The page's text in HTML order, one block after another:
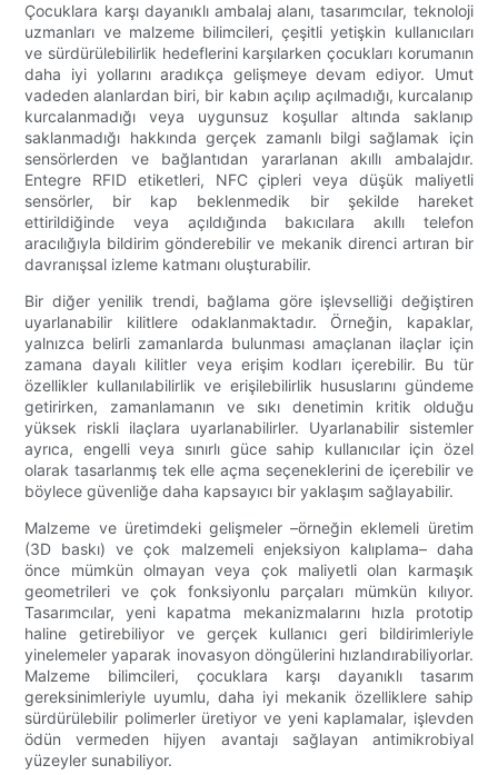
Çocuklara karşı dayanıklı ambalaj alanı, tasarımcılar, teknoloji
uzmanları ve malzeme bilimcileri, çeşitli yetişkin kullanıcıları
ve sürdürülebilirlik hedeflerini karşılarken çocukları korumanın
daha iyi yollarını aradıkça gelişmeye devam ediyor. Umut
vadeden alanlardan biri, bir kabın açılıp açılmadığı, kurcalanıp
kurcalanmadığı veya uygunsuz koşullar altında saklanıp
saklanmadığı hakkında gerçek zamanlı bilgi sağlamak için
sensörlerden ve bağlantıdan yararlanan akıllı ambalajdır.
Entegre RFID etiketleri, NFC çipleri veya düşük maliyetli
sensörler, bir kap beklenmedik bir şekilde hareket
ettirildiğinde veya açıldığında bakıcılara akıllı telefon
aracılığıyla bildirim gönderebilir ve mekanik direnci artıran bir
davranışsal izleme katmanı oluşturabilir.
Bir diğer yenilik trendi, bağlama göre işlevselliği değiştiren
uyarlanabilir kilitlere odaklanmaktadır. Örneğin, kapaklar,
yalnızca belirli zamanlarda bulunması amaçlanan ilaçlar için
zamana dayalı kilitler veya erişim kodları içerebilir. Bu tür
özellikler kullanılabilirlik ve erişilebilirlik hususlarını gündeme
getirirken, zamanlamanın ve sıkı denetimin kritik olduğu
yüksek riskli ilaçlara uyarlanabilirler. Uyarlanabilir sistemler
ayrıca, engelli veya sınırlı güce sahip kullanıcılar için özel
olarak tasarlanmış tek elle açma seçeneklerini de içerebilir ve
böylece güvenliğe daha kapsayıcı bir yaklaşım sağlayabilir.
Malzeme ve üretimdeki gelişmeler –örneğin eklemeli üretim
(3D baskı) ve çok malzemeli enjeksiyon kalıplama– daha
önce mümkün olmayan veya çok maliyetli olan karmaşık
geometrileri ve çok fonksiyonlu parçaları mümkün kılıyor.
Tasarımcılar, yeni kapatma mekanizmalarını hızla prototip
haline getirebiliyor ve gerçek kullanıcı geri bildirimleriyle
yinelemeler yaparak inovasyon döngülerini hızlandırabiliyorlar.
Malzeme bilimcileri, çocuklara karşı dayanıklı tasarım
gereksinimleriyle uyumlu, daha iyi mekanik özelliklere sahip
sürdürülebilir polimerler üretiyor ve yeni kaplamalar, işlevden
ödün vermeden hijyen avantajı sağlayan antimikrobiyal
yüzeyler sunabiliyor.